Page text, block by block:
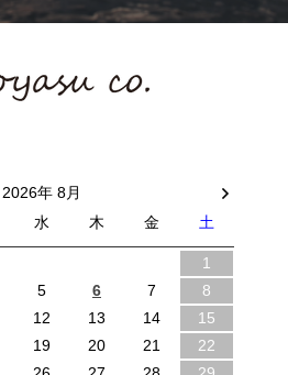
2026年 8月
水 木 金 土
1
5 6 7
8
12 13 14
15
19 20 21
22